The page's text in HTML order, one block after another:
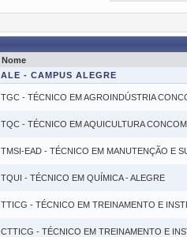
Nome
ALE - CAMPUS ALEGRE
TGC - TÉCNICO EM AGROINDÚSTRIA
TQC - TÉCNICO EM AQUICULTURA
TMSI-EAD - TÉCNICO EM MANUTENÇÃO E
TQUI - TÉCNICO EM QUÍMICA - ALEGRE
TTICG - TÉCNICO EM TREINAMENTO E
CTTICG - TÉCNICO EM TREINAMENTO E